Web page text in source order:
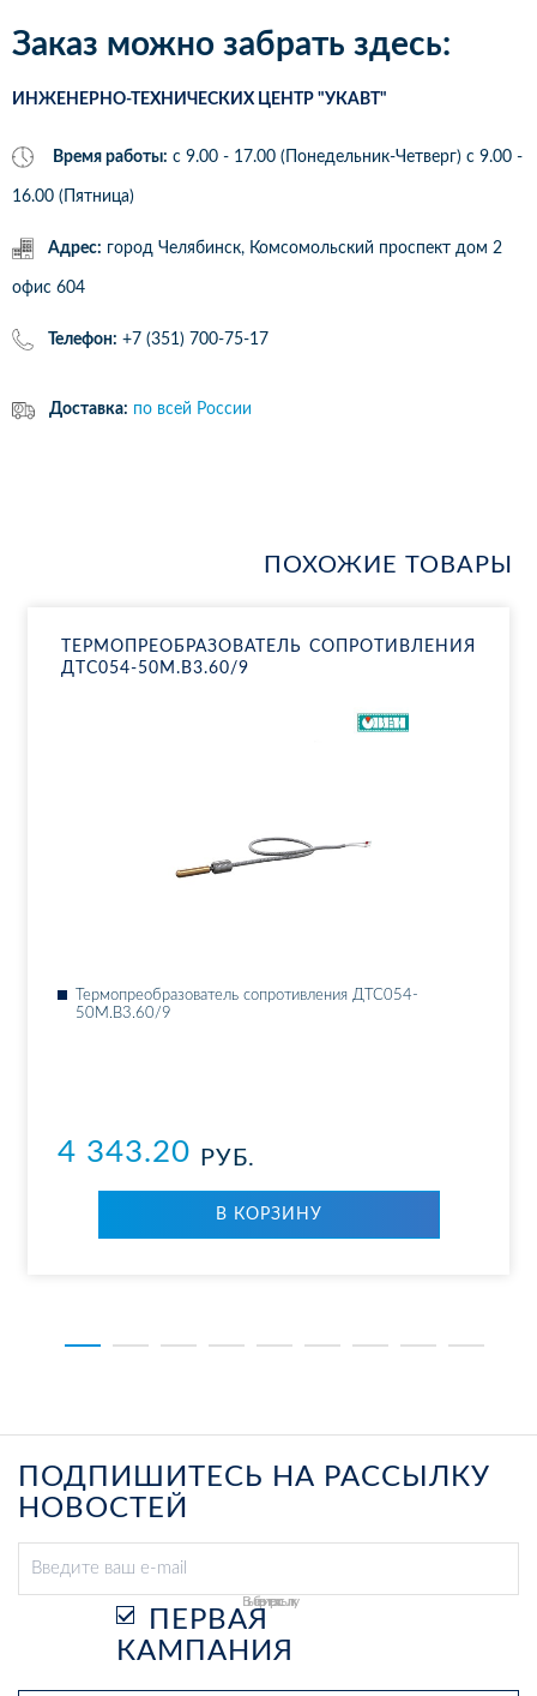
Заказ можно забрать здесь:
ИНЖЕНЕРНО-ТЕХНИЧЕСКИХ ЦЕНТР "УКАВТ"
Время работы: с 9.00 - 17.00 (Понедельник-Четверг) c 9.00 -
16.00 (Пятница)
Адрес: город Челябинск, Комсомольский проспект дом 2
офис 604
Телефон: +7 (351) 700-75-17
Доставка: по всей России
ПОХОЖИЕ ТОВАРЫ
ТЕР­МО­ПРЕ­ОБ­РА­ЗО­ВА­ТЕЛЬ СО­ПРО­ТИВ­ЛЕ­НИЯ
ДТ­С054-50М.В3.60/9
Тер­мо­пре­об­ра­зо­ва­тель со­про­тив­ле­ния ДТ­С054-
50М.В3.60/9
4 343.20 РУБ.
В КОР­ЗИ­НУ
ПОДПИШИТЕСЬ НА РАССЫЛКУ
НОВОСТЕЙ
Выберите рассылку
ПЕРВАЯ
КАМПАНИЯ